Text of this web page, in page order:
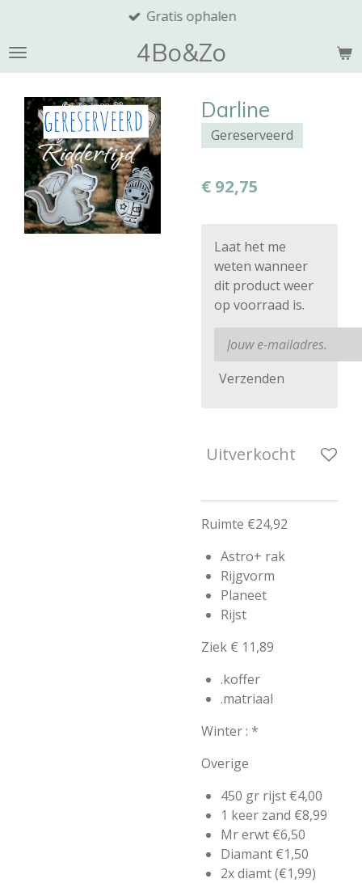
naar
de
hoofdinhoud
4Bo&Zo
Gratis ophalen
Darline
Gereserveerd
€ 92,75
Laat het me
weten wanneer
dit product weer
op voorraad is.
Verzenden
Uitverkocht
Ruimte €24,92
Astro+ rak
Rijgvorm
Planeet
Rijst
Ziek € 11,89
.koffer
.matriaal
Winter : *
Overige
450 gr rijst €4,00
1 keer zand €8,99
Mr erwt €6,50
Diamant €1,50
2x diamt (€1,99)